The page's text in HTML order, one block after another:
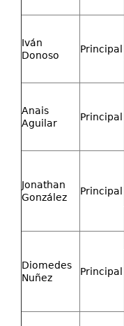
Iván
Donoso
Principal
Anais
Aguilar
Principal
Jonathan
González
Principal
Diomedes
Nuñez
Principal